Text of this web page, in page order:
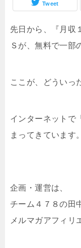
Tweet
先日から、『月収
Ｓが、無料で一部
ここが、どういっ
インターネットで
まってきています。
企画・運営は、
チーム４７８の田
メルマガアフィリ